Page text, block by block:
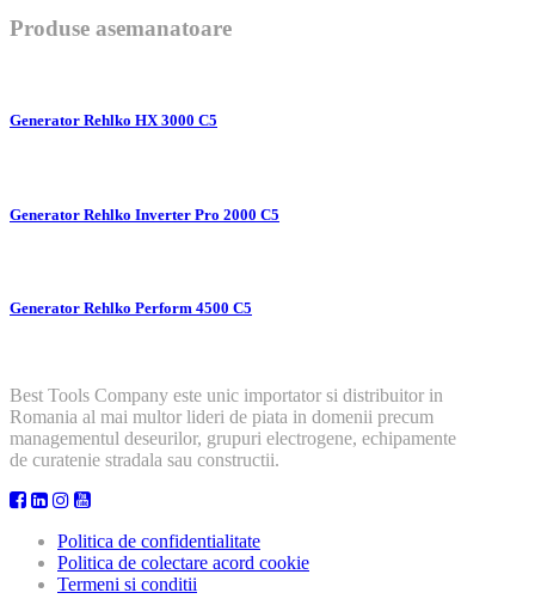
Produse asemanatoare
Generator Rehlko HX 3000 C5
Generator Rehlko Inverter Pro 2000 C5
Generator Rehlko Perform 4500 C5
Best Tools Company este unic importator si distribuitor in
Romania al mai multor lideri de piata in domenii precum
managementul deseurilor, grupuri electrogene, echipamente
de curatenie stradala sau constructii.
Politica de confidentialitate
Politica de colectare acord cookie
Termeni si conditii